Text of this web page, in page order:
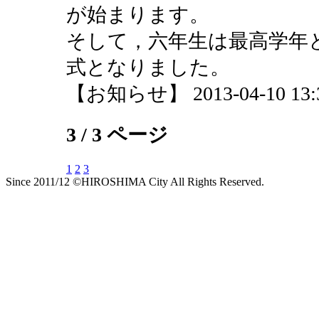
が始まります。
そして，六年生は最高学
式となりました。
【お知らせ】 2013-04-10
3 / 3 ページ
1 2 3
Since 2011/12 ©HIROSHIMA City All Rights Reserved.